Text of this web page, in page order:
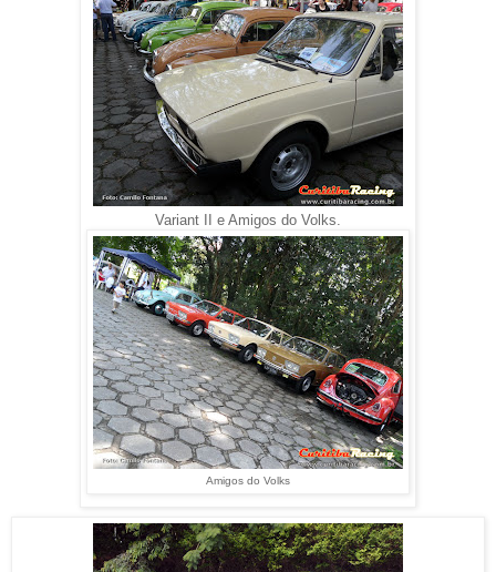
Variant II e Amigos do Volks.
Amigos do Volks